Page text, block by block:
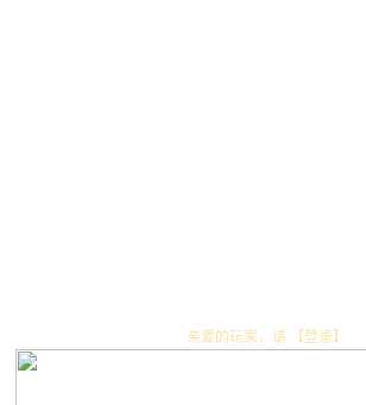
亲爱的玩家，请 【登录】